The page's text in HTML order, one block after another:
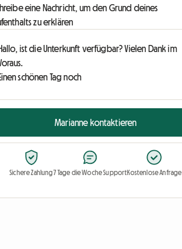
eine Nachricht, um den Grund deines
zu erklären
Marianne kontaktieren
Sichere Zahlung7 Tage die Woche SupportKostenlose Anfrage